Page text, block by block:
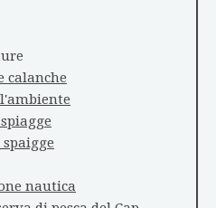
calanche
nautica